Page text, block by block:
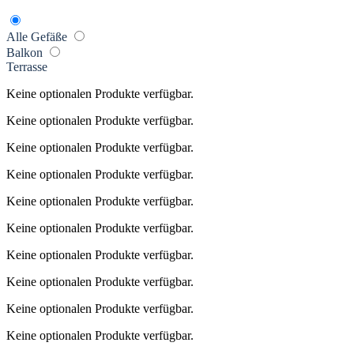
Alle Gefäße
Balkon
Terrasse
Keine optionalen Produkte verfügbar.
Keine optionalen Produkte verfügbar.
Keine optionalen Produkte verfügbar.
Keine optionalen Produkte verfügbar.
Keine optionalen Produkte verfügbar.
Keine optionalen Produkte verfügbar.
Keine optionalen Produkte verfügbar.
Keine optionalen Produkte verfügbar.
Keine optionalen Produkte verfügbar.
Keine optionalen Produkte verfügbar.